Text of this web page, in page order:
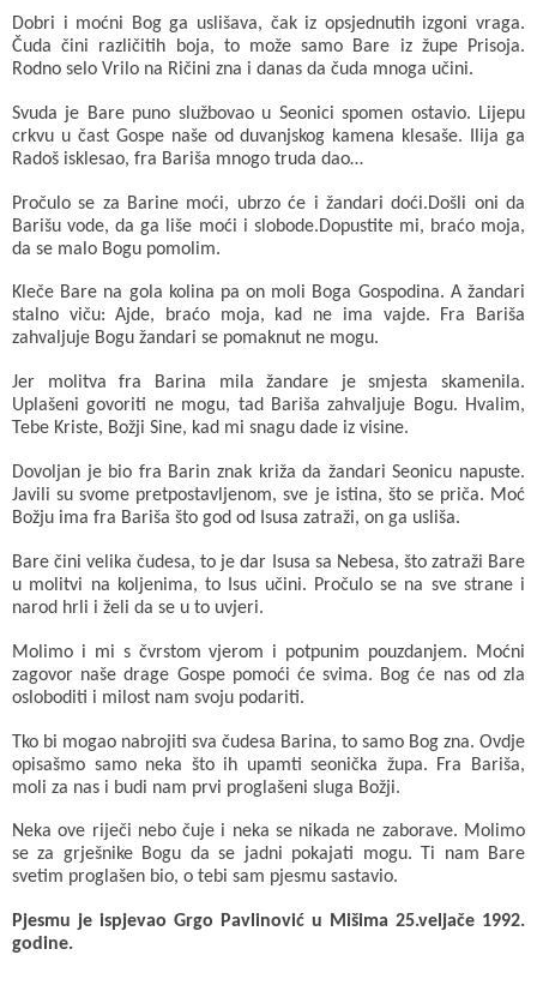
Dobri i moćni Bog ga uslišava, čak iz opsjednutih izgoni vraga.
Čuda čini različitih boja, to može samo Bare iz župe Prisoja.
Rodno selo Vrilo na Ričini zna i danas da čuda mnoga učini.
Svuda je Bare puno službovao u Seonici spomen ostavio. Lijepu
crkvu u čast Gospe naše od duvanjskog kamena klesaše. Ilija ga
Radoš isklesao, fra Bariša mnogo truda dao…
Pročulo se za Barine moći, ubrzo će i žandari doći.Došli oni da
Barišu vode, da ga liše moći i slobode.Dopustite mi, braćo moja,
da se malo Bogu pomolim.
Kleče Bare na gola kolina pa on moli Boga Gospodina. A žandari
stalno viču: Ajde, braćo moja, kad ne ima vajde. Fra Bariša
zahvaljuje Bogu žandari se pomaknut ne mogu.
Jer molitva fra Barina mila žandare je smjesta skamenila.
Uplašeni govoriti ne mogu, tad Bariša zahvaljuje Bogu. Hvalim,
Tebe Kriste, Božji Sine, kad mi snagu dade iz visine.
Dovoljan je bio fra Barin znak križa da žandari Seonicu napuste.
Javili su svome pretpostavljenom, sve je istina, što se priča. Moć
Božju ima fra Bariša što god od Isusa zatraži, on ga usliša.
Bare čini velika čudesa, to je dar Isusa sa Nebesa, što zatraži Bare
u molitvi na koljenima, to Isus učini. Pročulo se na sve strane i
narod hrli i želi da se u to uvjeri.
Molimo i mi s čvrstom vjerom i potpunim pouzdanjem. Moćni
zagovor naše drage Gospe pomoći će svima. Bog će nas od zla
osloboditi i milost nam svoju podariti.
Tko bi mogao nabrojiti sva čudesa Barina, to samo Bog zna. Ovdje
opisašmo samo neka što ih upamti seonička župa. Fra Bariša,
moli za nas i budi nam prvi proglašeni sluga Božji.
Neka ove riječi nebo čuje i neka se nikada ne zaborave. Molimo
se za grješnike Bogu da se jadni pokajati mogu. Ti nam Bare
svetim proglašen bio, o tebi sam pjesmu sastavio.
Pjesmu je ispjevao Grgo Pavlinović u Mišima 25.veljače 1992.
godine.